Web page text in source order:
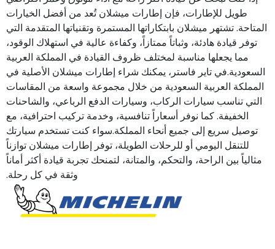
طويل للإطارات، فإن إطارات ميشلان تُعد من أفضل الخيارات
المتاحة. تشتهر ميشلان بابتكاراتها المستمرة وتقنياتها المتقدمة التي
توفر قيادة هادئة، وثباتاً ممتازاً، وكفاءة عالية في استهلاك الوقود،
مما يجعلها مناسبة لمختلف ظروف القيادة في المملكة العربية
السعودية.في تاير فاستر، يمكنك شراء إطارات ميشلان الأصلية في
المملكة العربية السعودية من خلال مجموعة واسعة من المقاسات
التي تناسب سيارات الركاب، وسيارات الدفع الرباعي، والشاحنات
الخفيفة. كما نوفر أسعاراً تنافسية، وخدمة تركيب احترافية، مع
توصيل سريع إلى جميع أنحاء المملكة.سواء كنت تستخدم سيارتك
للتنقل اليومي أو للرحلات الطويلة، توفر إطارات ميشلان توازناً
مثالياً بين الراحة، والتحكم، والمتانة، لتمنحك تجربة قيادة أكثر أماناً
وثقة في كل رحلة.